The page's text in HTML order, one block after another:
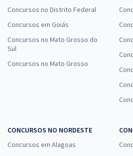
Concursos no Distrito Federal
Concursos em Goiás
Concursos no Mato Grosso do
Sul
Concursos no Mato Grosso
CONCURSOS NO NORDESTE
Concursos em Alagoas